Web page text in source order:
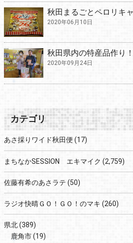
秋田まるごとペロリキ
2020年06月10日
秋田県内の特産品作り
2020年09月24日
カテゴリ
あさ採りワイド秋田便 (17)
まちなかSESSION エキマイク (2,759)
佐藤有希のあさラテ (50)
ラジオ快晴ＧＯ！ＧＯ！のマキ (260)
県北(389)
鹿角市(19)